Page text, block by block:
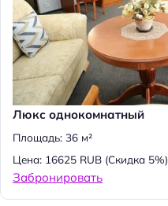
Люкс однокомнатный
Площадь: 36 м²
Цена: 16625 RUB (Скидка 5%)
Забронировать